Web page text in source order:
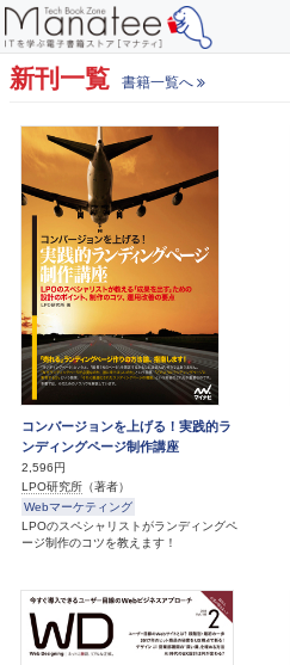
新刊一覧 書籍一覧へ
コンバージョンを上げる！実践的ラ
ンディングページ制作講座
2,596円
LPO研究所 （著者）
Webマーケティング
LPOのスペシャリストがランディングペ
ージ制作のコツを教えます！